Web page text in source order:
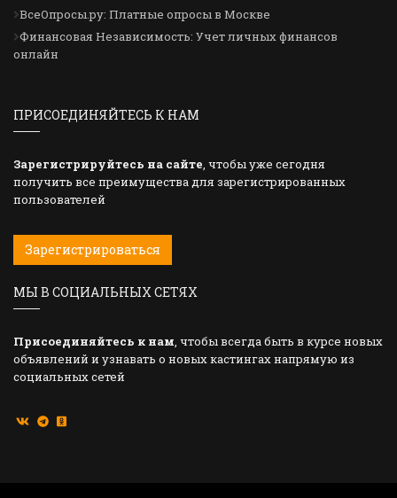
ВсеОпросы.ру: Платные опросы в Москве
Финансовая Независимость: Учет личных финансов
онлайн
ПРИСОЕДИНЯЙТЕСЬ К НАМ
Зарегистрируйтесь на сайте, чтобы уже сегодня
получить все преимущества для зарегистрированных
пользователей
Зарегистрироваться
МЫ В СОЦИАЛЬНЫХ СЕТЯХ
Присоединяйтесь к нам, чтобы всегда быть в курсе новых
объявлений и узнавать о новых кастингах напрямую из
социальных сетей